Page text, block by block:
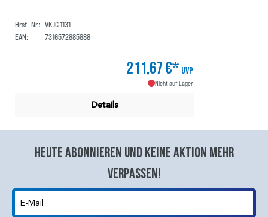
Hrst.-Nr.: VKJC 1131
EAN:
7316572885888
211,67 €* UVP
Nicht auf Lager
Details
Heute abonnieren und keine aktion mehr
verpassen!